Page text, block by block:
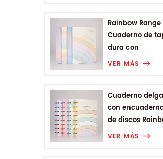
Rainbow Range
Cuaderno de
dura con
encuadernación
VER MÁS
Cuaderno
con
de discos
Range
VER MÁS